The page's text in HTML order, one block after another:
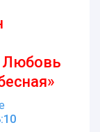
Любовь